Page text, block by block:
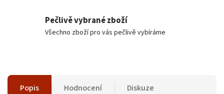
Pečlivě vybrané zboží
Všechno zboží pro vás pečlivě vybíráme
Popis Hodnocení Diskuze